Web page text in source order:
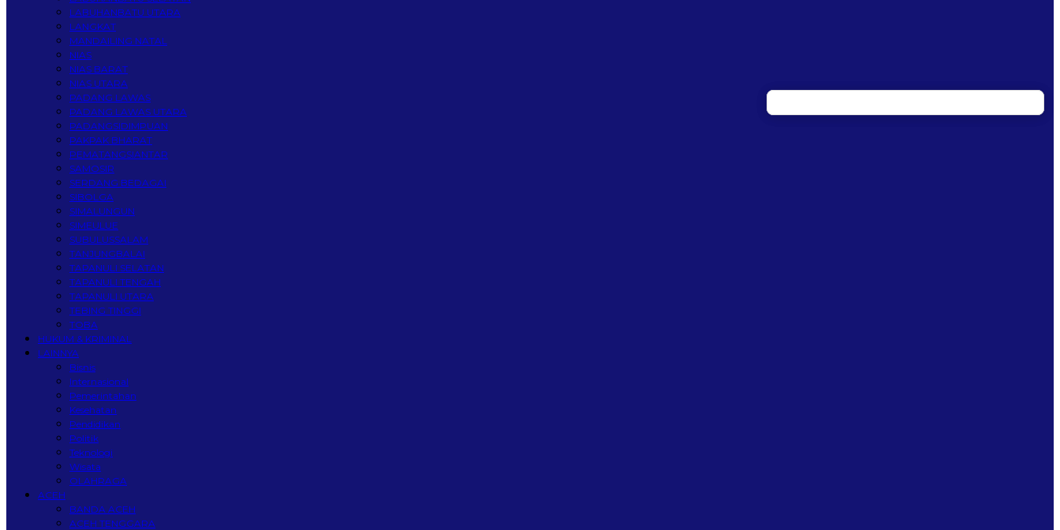
LABUHANBATU UTARA
LANGKAT
MANDAILING NATAL
NIAS
NIAS BARAT
NIAS UTARA
PADANG LAWAS
PADANG LAWAS UTARA
PADANGSIDIMPUAN
PAKPAK BHARAT
PEMATANGSIANTAR
SAMOSIR
SERDANG BEDAGAI
SIBOLGA
SIMALUNGUN
SIMEULUE
SUBULUSSALAM
TANJUNGBALAI
TAPANULI SELATAN
TAPANULI TENGAH
TAPANULI UTARA
TEBING TINGGI
TOBA
HUKUM & KRIMINAL
LAINNYA
Bisnis
Internasional
Pemerintahan
Kesehatan
Pendidikan
Politik
Teknologi
Wisata
OLAHRAGA
ACEH
BANDA ACEH
ACEH TENGGARA